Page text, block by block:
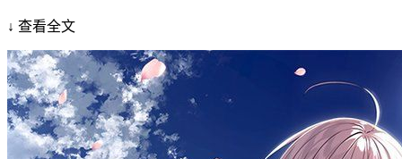
↓ 查看全文